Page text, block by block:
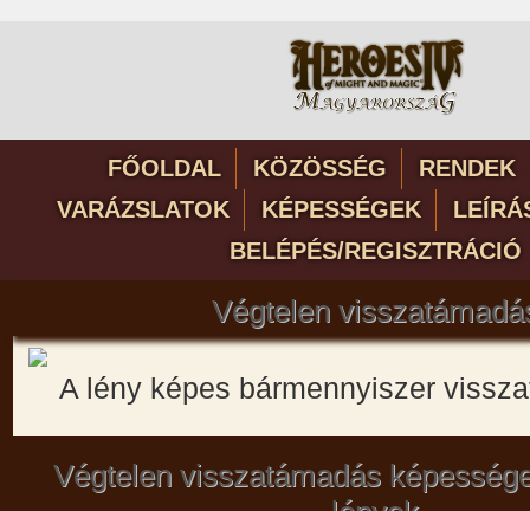
FŐOLDAL KÖZÖSSÉG
RENDEK
VARÁZSLATOK
KÉPESSÉGEK
BELÉPÉS/REGISZTRÁCIÓ
Végtelen
A lény képes bármennyiszer
Végtelen visszatámadás